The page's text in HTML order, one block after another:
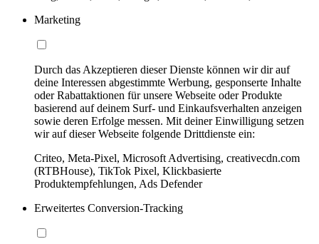
Marketing
Durch das Akzeptieren dieser Dienste können wir dir auf
deine Interessen abgestimmte Werbung, gesponserte Inhalte
oder Rabattaktionen für unsere Webseite oder Produkte
basierend auf deinem Surf- und Einkaufsverhalten anzeigen
sowie deren Erfolge messen. Mit deiner Einwilligung setzen
wir auf dieser Webseite folgende Drittdienste ein:
Criteo, Meta-Pixel, Microsoft Advertising, creativecdn.com
(RTBHouse), TikTok Pixel, Klickbasierte
Produktempfehlungen, Ads Defender
Erweitertes Conversion-Tracking